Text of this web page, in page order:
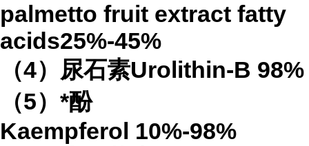
palmetto fruit extract fatty
acids25%-45%
（4） 尿石素Urolithin-B 98%
（5）*酚
Kaempferol 10%-98%